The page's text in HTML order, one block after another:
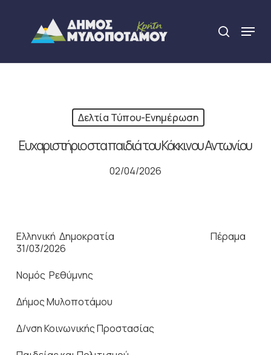
content
search
Menu
Δελτία Τύπου-Ενημέρωση
Ευχαριστήριο στα παιδιά του Κόκκινου Αντωνίου
02/04/2026
Ελληνική Δημοκρατία Πέραμα
31/03/2026
Νομός Ρεθύμνης
Δήμος Μυλοποτάμου
Δ/νση Κοινωνικής Προστασίας
Close